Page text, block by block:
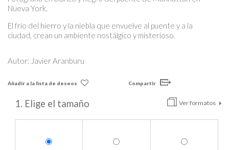
Nueva York.
El frío del hierro y la niebla que envuelve al puente y a la
ciudad, crean un ambiente nostálgico y misterioso.
Autor: Javier Aranburu
Añadir a la lista de deseos Compartir
Ver formatos
1. Elige el tamaño